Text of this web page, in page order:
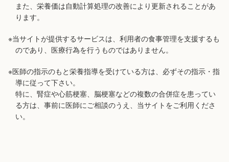
また、栄養価は自動計算処理の改善により更新されることがあ
ります。
※当サイトが提供するサービスは、利用者の食事管理を支援するも
のであり、医療行為を行うものではありません。
※医師の指示のもと栄養指導を受けている方は、必ずその指示・指
導に従って下さい。
特に、腎症や心筋梗塞、脳梗塞などの複数の合併症を患ってい
る方は、事前に医師にご相談のうえ、当サイトをご利用くださ
い。